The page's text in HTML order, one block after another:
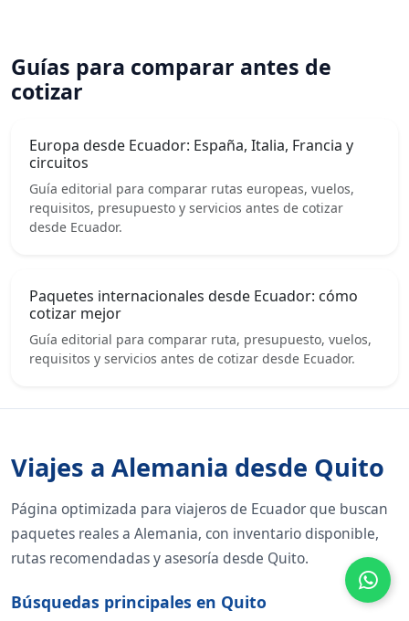
Guías para comparar antes de
cotizar
Europa desde Ecuador: España, Italia, Francia y
circuitos
Guía editorial para comparar rutas europeas, vuelos,
requisitos, presupuesto y servicios antes de cotizar
desde Ecuador.
Paquetes internacionales desde Ecuador: cómo
cotizar mejor
Guía editorial para comparar ruta, presupuesto, vuelos,
requisitos y servicios antes de cotizar desde Ecuador.
Viajes a Alemania desde Quito
Página optimizada para viajeros de Ecuador que buscan
paquetes reales a Alemania, con inventario disponible,
rutas recomendadas y asesoría desde Quito.
Búsquedas principales en Quito